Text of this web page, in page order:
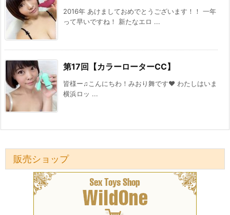
2016年 あけましておめでとうございます！！ 一年
って早いですね！ 新たなエロ ...
第17回【カラーローターCC】
皆様ー♫こんにちわ！みおり舞です♥ わたしはいま
横浜ロッ ...
販売ショップ